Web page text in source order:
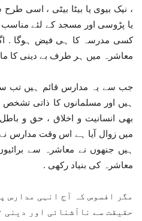
، نیک بیوی یا بیٹا بیٹی ، اسی
یا پڑوسی اور مسجد کے لئے
کسی مدرسہ کا ہی فیض ہوگا .
معاشرہ میں ہر طرف بے دینی کا
جب سے یہ مدارس قائم ہیں تب
ہیں اور مسلمانوں کا ذاتی
بھی انسانیت و اخلاق ، حق و باطل
میں زوال آیا ہے اس وقت مدارس
ہیں جنھوں نے معاشرہ سے
معاشرہ کی بنیاد رکھی .
مگر افسوس کہ آج انہی مدارس
حقیقت سے ناآشنائی اور دینی